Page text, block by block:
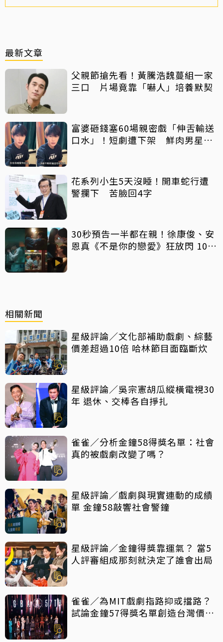
最新文章
父親節搶先看！黃騰浩魏蔓組一家
三口 片場竟靠「嚇人」培養默契
富婆砸錢塞60場親密戲「伸舌輸送
口水」！短劇遭下架 鮮肉男星吐
花系列小生5天沒睡！開車蛇行遭
警攔下 苦臉回4字
30秒預告一半都在親！徐康俊、安
恩真《不是你的戀愛》狂放閃 10年
相關新聞
星級評論／文化部補助戲劇、綜藝
價差超過10倍 哈林節目面臨斷炊
星級評論／吳宗憲胡瓜縱橫電視30
年 退休、交棒各自掙扎
雀雀／分析金鐘58得獎名單：社會
真的被戲劇改變了嗎？
星級評論／戲劇與現實連動的成績
單 金鐘58敲響社會警鐘
星級評論／金鐘得獎靠運氣？ 當5
人評審組成那刻就決定了誰會出局
雀雀／為MIT戲劇指路抑或擋路？
試論金鐘57得獎名單創造台灣價值